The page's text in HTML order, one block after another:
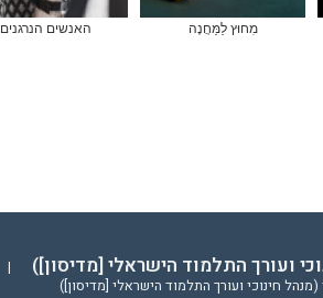
מִחוּץ לַמַּחֲנֶה האנשים הנרגנים
ועורך התלמוד הישראלי [מדיסון]) |
חינוכי ועורך התלמוד הישראלי [מדיסון])